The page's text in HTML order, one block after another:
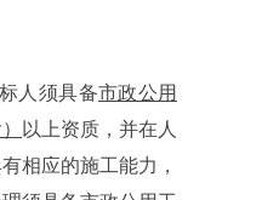
人须具备市政公用
以上资质，并在人
相应的施工能力，